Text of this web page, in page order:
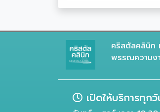
คริสตัลคลินิก
พรรณความง
เปิดให้บริการทุก